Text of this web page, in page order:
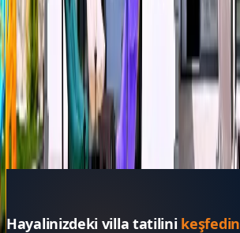
Belge No:
07-10691
Giriş - Çıkış Tarihi Tarih aralığı seçin
Yetişkin Sayısı
Çocuk Sayısı
Rezerve Et
Hayalinizdeki villa tatilini keşfedin